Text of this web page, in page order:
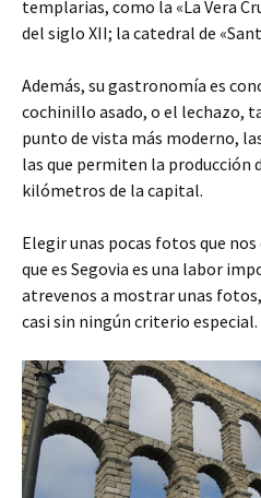
templarias, como la «La Vera
del siglo XII; la catedral de
Además, su gastronomía es
cochinillo asado, o el lechazo,
punto de vista más moderno,
las que permiten la producción
kilómetros de la capital.
Elegir unas pocas fotos que
que es Segovia es una labor
atrevenos a mostrar unas
casi sin ningún criterio especial.